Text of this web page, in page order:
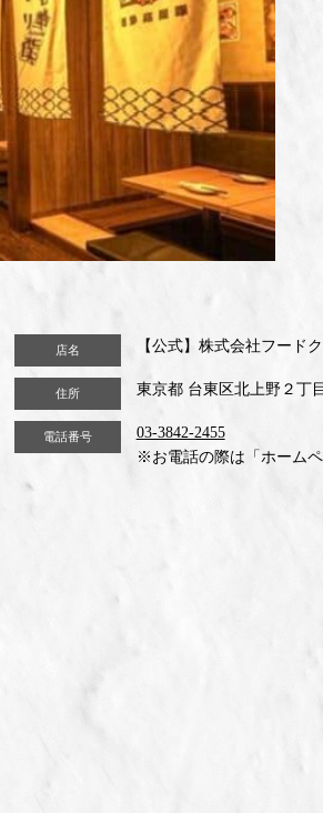
店名 【公式】株式会社フード
住所 東京都 台東区北上野２丁
電話番号
03-3842-2455
※お電話の際は「ホーム